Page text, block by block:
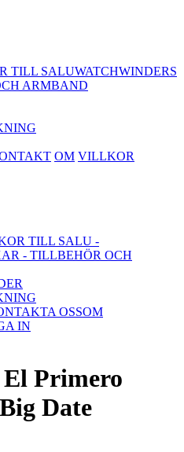
TILL SALUWATCHWINDERS
ARMBAND
OM VILLKOR
TILL SALU -
- TILLBEHÖR OCH
OSSOM
IN
Primero
Date